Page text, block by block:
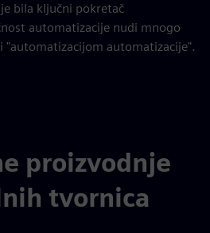
bila ključni pokretač
automatizacije nudi mnogo
"automatizacijom automatizacije".
proizvodnje
tvornica